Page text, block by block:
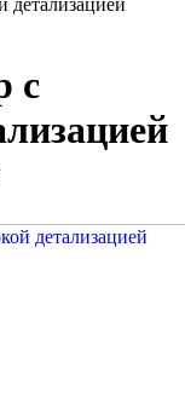
детализацией
с